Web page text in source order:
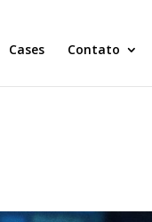
Cases Contato